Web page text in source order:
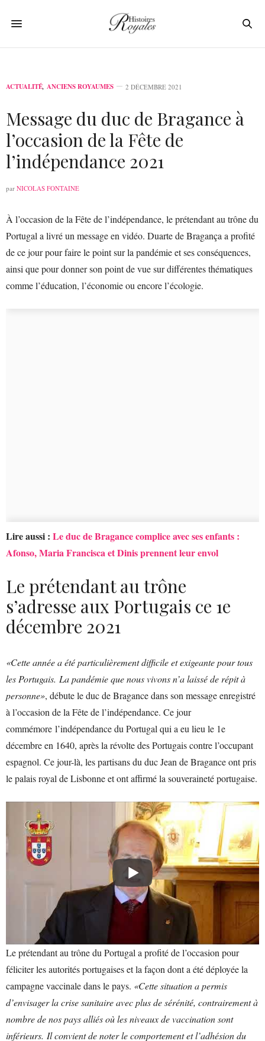
ACTUALITÉ, ANCIENS ROYAUMES 2 DÉCEMBRE 2021
Message du duc de Bragance à
l’occasion de la Fête de
l’indépendance 2021
par NICOLAS FONTAINE
À l’occasion de la Fête de l’indépendance, le prétendant au trône du
Portugal a livré un message en vidéo. Duarte de Bragança a profité
de ce jour pour faire le point sur la pandémie et ses conséquences,
ainsi que pour donner son point de vue sur différentes thématiques
comme l’éducation, l’économie ou encore l’écologie.
Lire aussi : Le duc de Bragance complice avec ses enfants :
Afonso, Maria Francisca et Dinis prennent leur envol
Le prétendant au trône
s’adresse aux Portugais ce 1e
décembre 2021
«Cette année a été particulièrement difficile et exigeante pour tous
les Portugais. La pandémie que nous vivons n’a laissé de répit à
personne», débute le duc de Bragance dans son message enregistré
à l’occasion de la Fête de l’indépendance. Ce jour
commémore l’indépendance du Portugal qui a eu lieu le 1e
décembre en 1640, après la révolte des Portugais contre l’occupant
espagnol. Ce jour-là, les partisans du duc Jean de Bragance ont pris
le palais royal de Lisbonne et ont affirmé la souveraineté portugaise.
Le prétendant au trône du Portugal a profité de l’occasion pour
féliciter les autorités portugaises et la façon dont a été déployée la
campagne vaccinale dans le pays. «Cette situation a permis
d’envisager la crise sanitaire avec plus de sérénité, contrairement à
nombre de nos pays alliés où les niveaux de vaccination sont
inférieurs. Il convient de noter le comportement et l’adhésion du